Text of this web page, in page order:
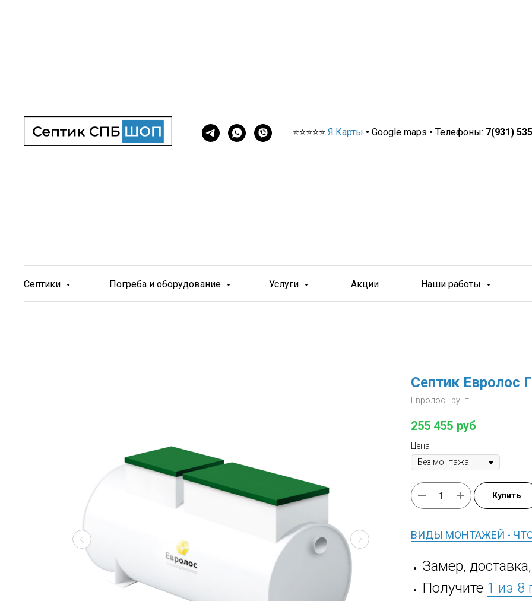
⭐⭐⭐⭐⭐ Я.Карты • Google maps • Телефоны: 7(931)
Септики Погреба и оборудование Услуги Акции Наши работы
Септик Евролос
Евролос Грунт
255 455 руб
Цена
Купить
ВИДЫ МОНТАЖЕЙ -
Замер,
Получите 1 из 8